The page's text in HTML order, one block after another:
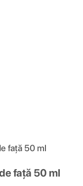
față 50 ml
față 50 ml